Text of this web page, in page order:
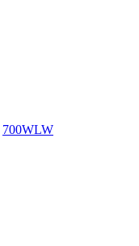
700WLW